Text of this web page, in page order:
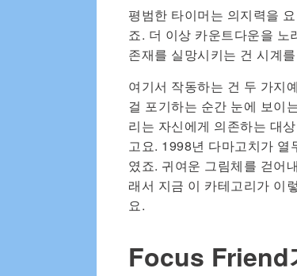
평범한 타이머는 의지력을
죠. 더 이상 카운트다운을 노
존재를 실망시키는 건 시계
여기서 작동하는 건 두 가지
걸 포기하는 순간 눈에 보이
리는 자신에게 의존하는 대
고요. 1998년 다마고치가 열
였죠. 귀여운 그림체를 걷어
래서 지금 이 카테고리가 이
요.
Focus Friend